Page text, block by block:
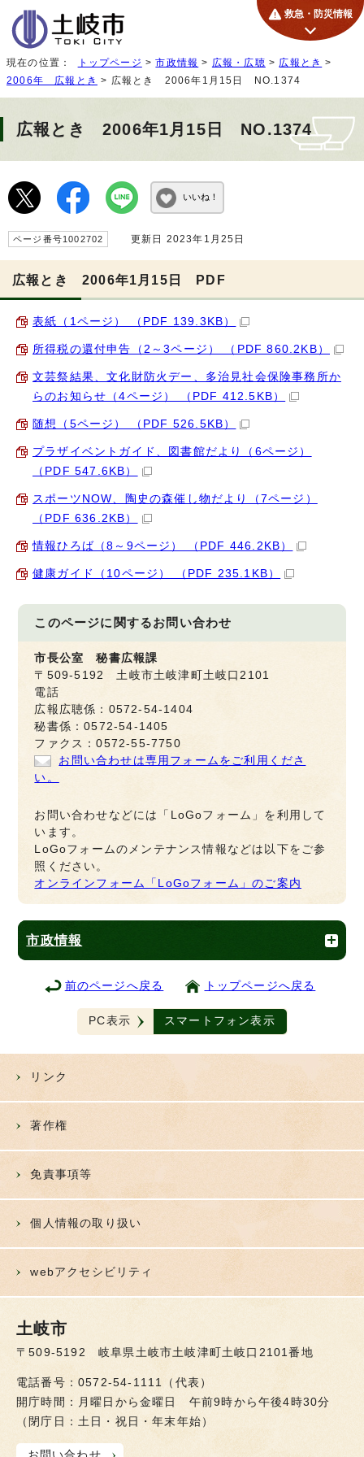
救急・防災情報
現在の位置： トップページ >市政情報 > 広報・広聴 > 広報とき >
2006年 広報とき > 広報とき 2006年1月15日 NO.1374
広報とき 2006年1月15日 NO.1374
いいね！
ページ番号1002702 更新日 2023年1月25日
広報とき 2006年1月15日 PDF
表紙（1ページ） （PDF 139.3KB）
所得税の還付申告（2～3ページ） （PDF 860.2KB）
文芸祭結果、文化財防火デー、多治見社会保険事務所か
らのお知らせ（4ページ） （PDF 412.5KB）
随想（5ページ） （PDF 526.5KB）
プラザイベントガイド、図書館だより（6ページ）
（PDF 547.6KB）
スポーツNOW、陶史の森催し物だより（7ページ）
（PDF 636.2KB）
情報ひろば（8～9ページ） （PDF 446.2KB）
健康ガイド（10ページ） （PDF 235.1KB）
このページに関するお問い合わせ
市長公室 秘書広報課
〒509-5192 土岐市土岐津町土岐口2101
電話
広報広聴係：0572-54-1404
秘書係：0572-54-1405
ファクス：0572-55-7750
お問い合わせは専用フォームをご利用くださ
い。
お問い合わせなどには「LoGoフォーム」を利用して
います。
LoGoフォームのメンテナンス情報などは以下をご参
照ください。
オンラインフォーム「LoGoフォーム」のご案内
市政情報
前のページへ戻る トップページへ戻る
PC表示 スマートフォン表示
リンク
著作権
免責事項等
個人情報の取り扱い
webアクセシビリティ
土岐市
〒509-5192 岐阜県土岐市土岐津町土岐口2101番地
電話番号：0572-54-1111（代表）
開庁時間：月曜日から金曜日 午前9時から午後4時30分
（閉庁日：土日・祝日・年末年始）